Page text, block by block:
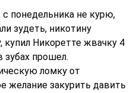
понедельника не курю,
зудеть, никотину
купил Никоретте жвачку 4
зубах прошел.
ломку от
желание закурить давить